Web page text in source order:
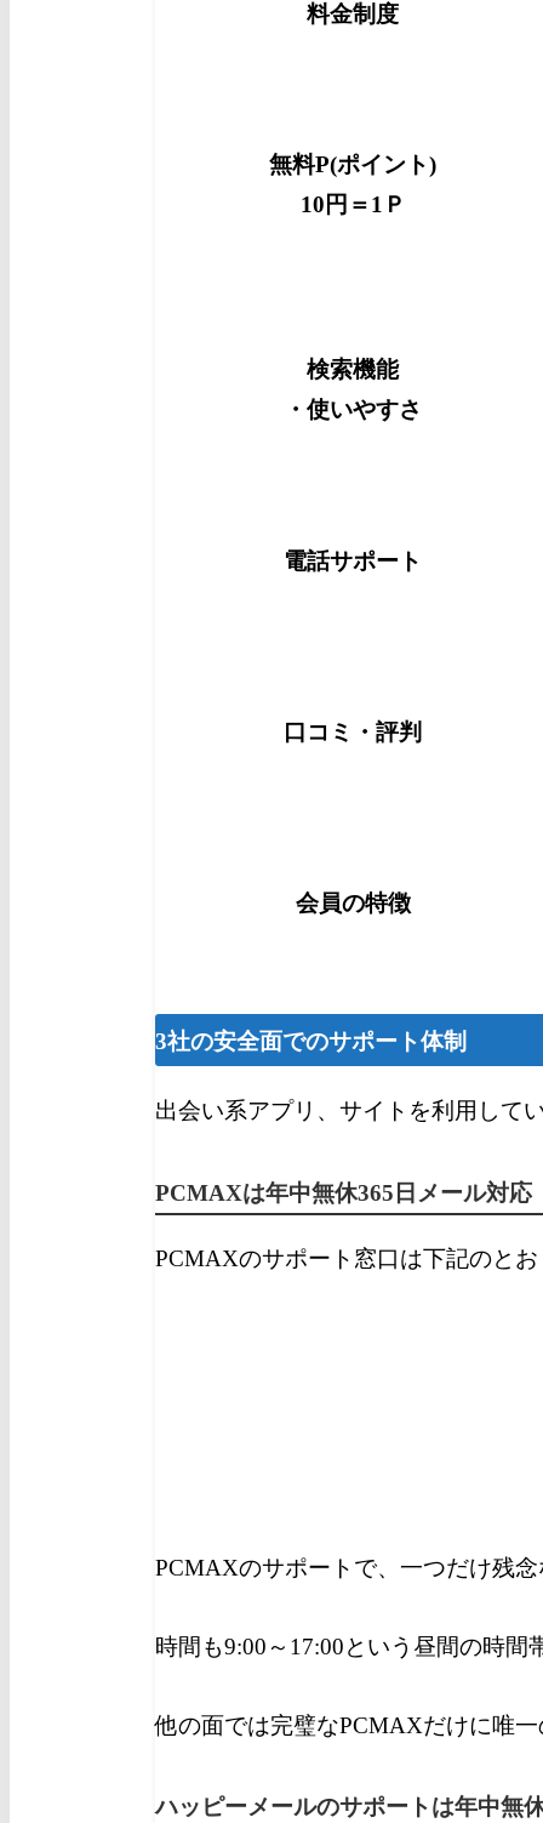
料金制度
無料P(ポイント)
10円＝1Ｐ
検索機能
・使いやすさ
電話サポート
口コミ・評判
会員の特徴
3社の安全面でのサポート体制
出会い系アプリ、サイトを利用して
PCMAXは年中無休365日メール対応
PCMAXのサポート窓口は下記のと
PCMAXのサポートで、一つだけ残
時間も9:00～17:00という昼間の時間
他の面では完璧なPCMAXだけに唯
ハッピーメールのサポートは年中無